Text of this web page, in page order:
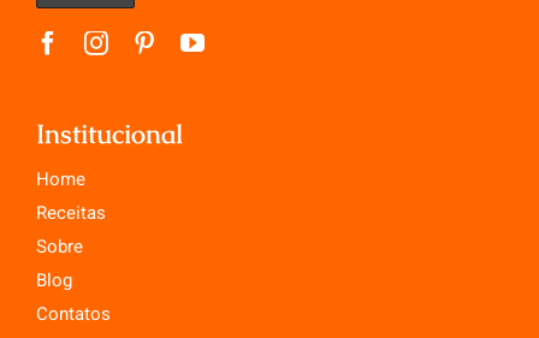
Institucional
Home
Receitas
Sobre
Blog
Contatos